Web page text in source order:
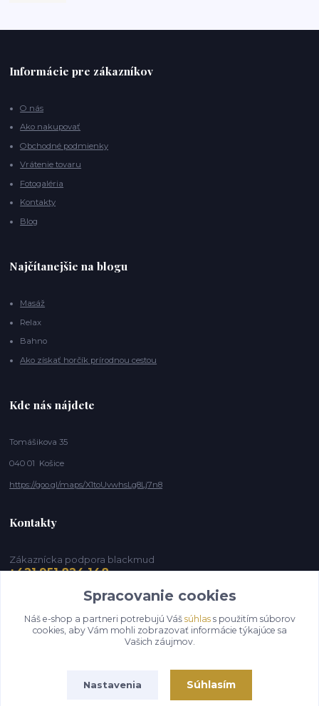
Informácie pre zákazníkov
O nás
Ako nakupovať
Obchodné podmienky
Vrátenie tovaru
Fotogaléria
Kontakty
Blog
Najčítanejšie na blogu
Masáž
Relax
Bahno
Ako získať horčík prírodnou cestou
Kde nás nájdete
Tomášikova 35
040 01 Košice
https://goo.gl/maps/X1toUvwhsLg8Lj7n8
Kontakty
Zákaznícka podpora blackmud
+421 951 824 148
info@blackmud.eu
Spracovanie cookies
Náš e-shop a partneri potrebujú Váš súhlass použitím súborov
cookies, aby Vám mohli zobrazovať informácie týkajúce sa
Vašich záujmov.
Nastavenia Súhlasím